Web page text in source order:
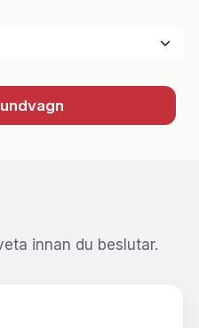
innan du beslutar.